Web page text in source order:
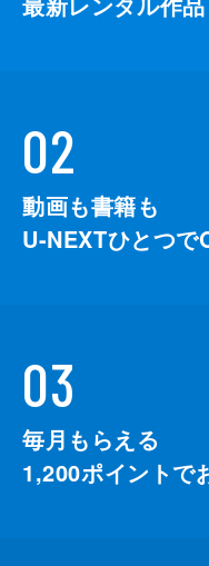
02
動画も書籍も
U-NEXTひとつで
03
毎月もらえる
1,200ポイントで